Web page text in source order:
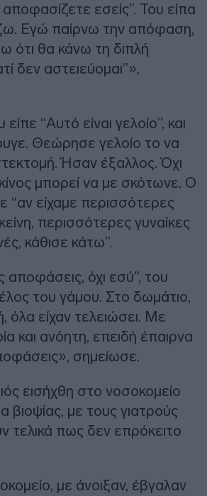
εσείς”. Του είπα
Εγώ παίρνω την απόφαση,
ότι θα κάνω τη διπλή
δεν αστειεύομαι”»,
“Αυτό είναι γελοίο”, και
Θεώρησε γελοίο το να
Ήσαν έξαλλος. Όχι
μπορεί να με σκότωνε. Ο
“αν είχαμε περισσότερες
περισσότερες γυναίκες
κάθισε κάτω”.
αποφάσεις, όχι εσύ”, του
του γάμου. Στο δωμάτιο,
όλα είχαν τελειώσει. Με
και ανόητη, επειδή έπαιρνα
σημείωσε.
εισήχθη στο νοσοκομείο
βιοψίας, με τους γιατρούς
τελικά πως δεν επρόκειτο
με άνοιξαν, έβγαλαν